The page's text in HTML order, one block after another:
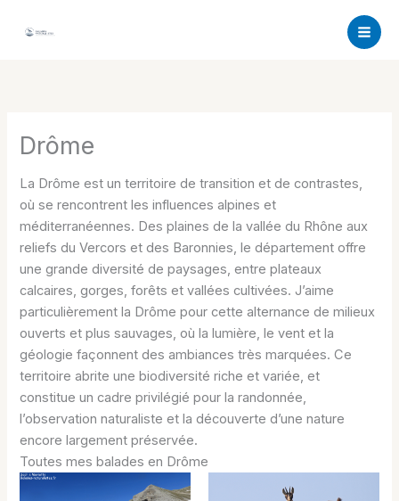
Drôme
La Drôme est un territoire de transition et de contrastes,
où se rencontrent les influences alpines et
méditerranéennes. Des plaines de la vallée du Rhône aux
reliefs du Vercors et des Baronnies, le département offre
une grande diversité de paysages, entre plateaux
calcaires, gorges, forêts et vallées cultivées. J’aime
particulièrement la Drôme pour cette alternance de milieux
ouverts et plus sauvages, où la lumière, le vent et la
géologie façonnent des ambiances très marquées. Ce
territoire abrite une biodiversité riche et variée, et
constitue un cadre privilégié pour la randonnée,
l’observation naturaliste et la découverte d’une nature
encore largement préservée.
Toutes mes balades en Drôme